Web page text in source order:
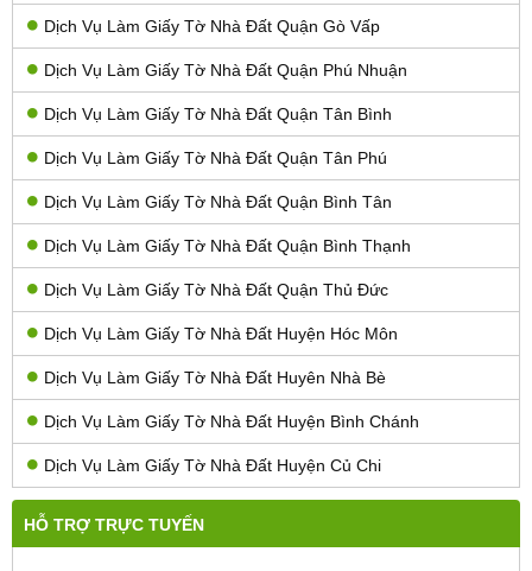
Dịch Vụ Làm Giấy Tờ Nhà Đất Quận Gò Vấp
Dịch Vụ Làm Giấy Tờ Nhà Đất Quận Phú Nhuận
Dịch Vụ Làm Giấy Tờ Nhà Đất Quận Tân Bình
Dịch Vụ Làm Giấy Tờ Nhà Đất Quận Tân Phú
Dịch Vụ Làm Giấy Tờ Nhà Đất Quận Bình Tân
Dịch Vụ Làm Giấy Tờ Nhà Đất Quận Bình Thạnh
Dịch Vụ Làm Giấy Tờ Nhà Đất Quận Thủ Đức
Dịch Vụ Làm Giấy Tờ Nhà Đất Huyện Hóc Môn
Dịch Vụ Làm Giấy Tờ Nhà Đất Huyên Nhà Bè
Dịch Vụ Làm Giấy Tờ Nhà Đất Huyện Bình Chánh
Dịch Vụ Làm Giấy Tờ Nhà Đất Huyện Củ Chi
HỖ TRỢ TRỰC TUYẾN